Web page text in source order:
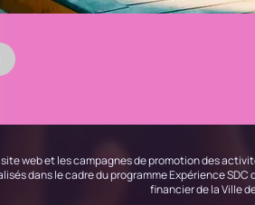
web et les campagnes de promotion des
dans le cadre du programme Expérience SDC
financier de la Ville